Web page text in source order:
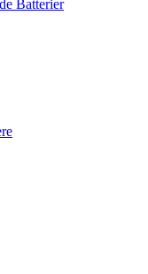
Batterier